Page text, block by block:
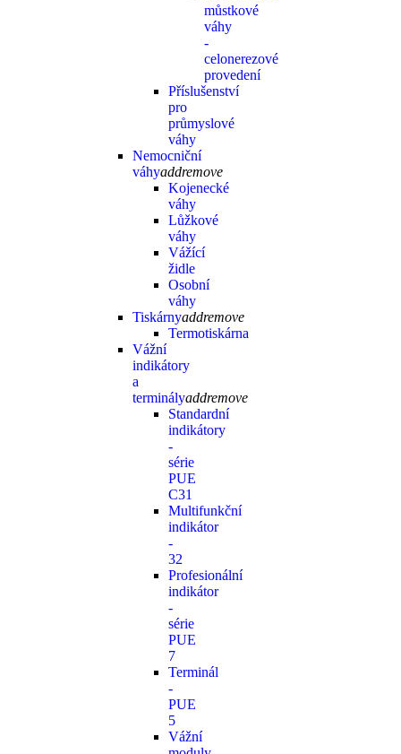
můstkové
váhy
-
celonerezové
provedení
Příslušenství
pro
průmyslové
váhy
Nemocniční
váhyaddremove
Kojenecké
váhy
Lůžkové
váhy
Vážící
židle
Osobní
váhy
Tiskárnyaddremove
Termotiskárna
Vážní
indikátory
a
terminályaddremove
Standardní
indikátory
-
série
PUE
C31
Multifunkční
indikátor
-
32
Profesionální
indikátor
-
série
PUE
7
Terminál
-
PUE
5
Vážní